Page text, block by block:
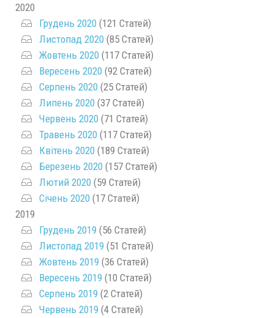
2020
Грудень 2020 (121 Статей)
Листопад 2020 (85 Статей)
Жовтень 2020 (117 Статей)
Вересень 2020 (92 Статей)
Серпень 2020 (25 Статей)
Липень 2020 (37 Статей)
Червень 2020 (71 Статей)
Травень 2020 (117 Статей)
Квітень 2020 (189 Статей)
Березень 2020 (157 Статей)
Лютий 2020 (59 Статей)
Січень 2020 (17 Статей)
2019
Грудень 2019 (56 Статей)
Листопад 2019 (51 Статей)
Жовтень 2019 (36 Статей)
Вересень 2019 (10 Статей)
Серпень 2019 (2 Статей)
Червень 2019 (4 Статей)